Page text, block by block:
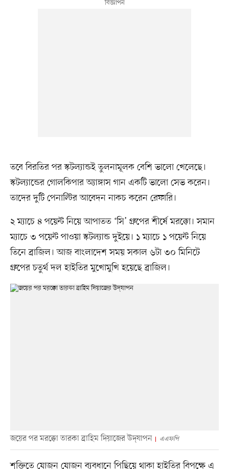
তবে বিরতির পর স্কটল্যান্ডই তুলনামূলক বেশি ভালো খেলেছে।
স্কটল্যান্ডের গোলকিপার অ্যাঙ্গাস গান একটি ভালো সেভ করেন।
তাদের দুটি পেনাল্টির আবেদন নাকচ করেন রেফারি।
২ ম্যাচে ৪ পয়েন্ট নিয়ে আপাতত ‘সি’ গ্রুপের শীর্ষে মরক্কো। সমান
ম্যাচে ৩ পয়েন্ট পাওয়া স্কটল্যান্ড দুইয়ে। ১ ম্যাচে ১ পয়েন্ট নিয়ে
তিনে ব্রাজিল। আজ বাংলাদেশ সময় সকাল ৬টা ৩০ মিনিটে
গ্রুপের চতুর্থ দল হাইতির মুখোমুখি হয়েছে ব্রাজিল।
জয়ের পর মরক্কো তারকা ব্রাহিম দিয়াজের উদ্‌যাপন এএফপি
শক্তিতে যোজন যোজন ব্যবধানে পিছিয়ে থাকা হাইতির বিপক্ষে এ